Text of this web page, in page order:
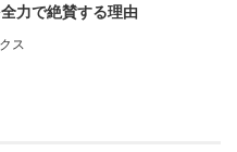
力で絶賛する理由
ス